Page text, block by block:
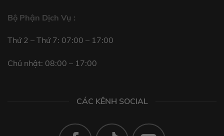
Bộ Phận Dịch Vụ :
Thứ 2 – Thứ 7: 07:00 – 17:00
Chủ nhật: 08:00 – 17:00
CÁC KÊNH SOCIAL